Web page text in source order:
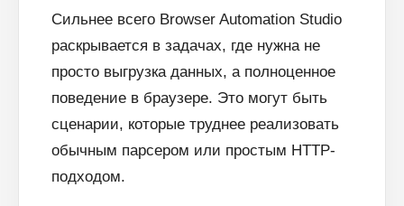
Сильнее всего Browser Automation Studio
раскрывается в задачах, где нужна не
просто выгрузка данных, а полноценное
поведение в браузере. Это могут быть
сценарии, которые труднее реализовать
обычным парсером или простым HTTP-
подходом.